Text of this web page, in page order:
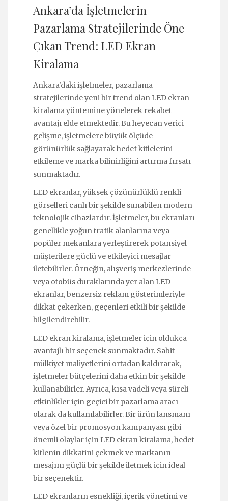
Ankara’da İşletmelerin
Pazarlama Stratejilerinde Öne
Çıkan Trend: LED Ekran
Kiralama
Ankara'daki işletmeler, pazarlama
stratejilerinde yeni bir trend olan LED ekran
kiralama yöntemine yönelerek rekabet
avantajı elde etmektedir. Bu heyecan verici
gelişme, işletmelere büyük ölçüde
görünürlük sağlayarak hedef kitlelerini
etkileme ve marka bilinirliğini artırma fırsatı
sunmaktadır.
LED ekranlar, yüksek çözünürlüklü renkli
görselleri canlı bir şekilde sunabilen modern
teknolojik cihazlardır. İşletmeler, bu ekranları
genellikle yoğun trafik alanlarına veya
popüler mekanlara yerleştirerek potansiyel
müşterilere güçlü ve etkileyici mesajlar
iletebilirler. Örneğin, alışveriş merkezlerinde
veya otobüs duraklarında yer alan LED
ekranlar, benzersiz reklam gösterimleriyle
dikkat çekerken, geçenleri etkili bir şekilde
bilgilendirebilir.
LED ekran kiralama, işletmeler için oldukça
avantajlı bir seçenek sunmaktadır. Sabit
mülkiyet maliyetlerini ortadan kaldırarak,
işletmeler bütçelerini daha etkin bir şekilde
kullanabilirler. Ayrıca, kısa vadeli veya süreli
etkinlikler için geçici bir pazarlama aracı
olarak da kullanılabilirler. Bir ürün lansmanı
veya özel bir promosyon kampanyası gibi
önemli olaylar için LED ekran kiralama, hedef
kitlenin dikkatini çekmek ve markanın
mesajını güçlü bir şekilde iletmek için ideal
bir seçenektir.
LED ekranların esnekliği, içerik yönetimi ve